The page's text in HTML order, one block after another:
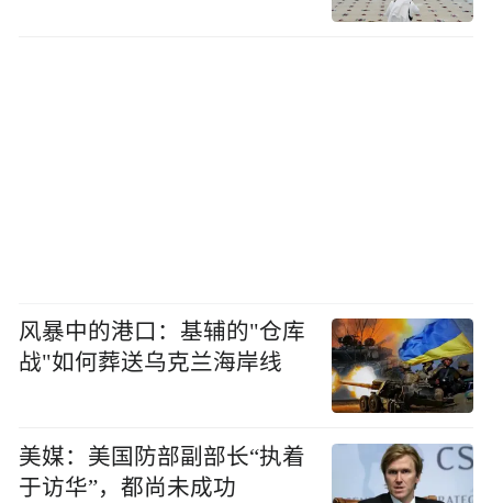
风暴中的港口：基辅的"仓库
战"如何葬送乌克兰海岸线
美媒：美国防部副部长“执着
于访华”，都尚未成功